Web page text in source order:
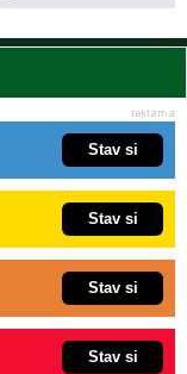
Stav si
Stav si
Stav si
Stav si